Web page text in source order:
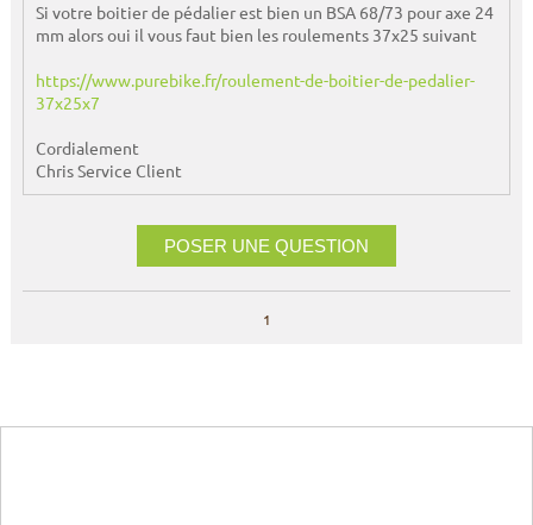
Si votre boitier de pédalier est bien un BSA 68/73 pour axe 24
mm alors oui il vous faut bien les roulements 37x25 suivant
https://www.purebike.fr/roulement-de-boitier-de-pedalier-
37x25x7
Cordialement
Chris Service Client
POSER UNE QUESTION
1